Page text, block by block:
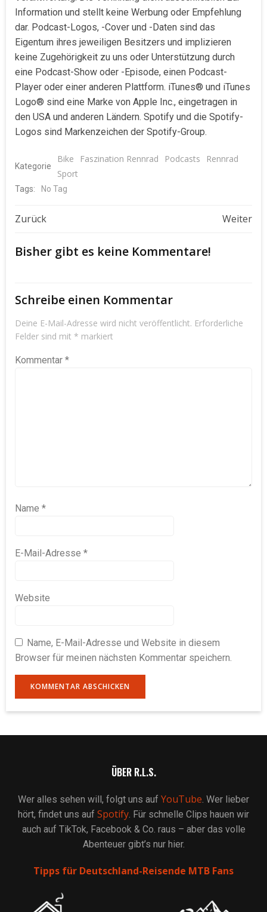
Information und stellt keine Werbung oder Empfehlung
dar. Podcast-Logos, -Cover und -Daten sind das
Eigentum ihres jeweiligen Besitzers und implizieren
keine Zugehörigkeit zu uns oder Unterstützung durch
eine Podcast-Show oder -Episode, einen Podcast-
Player oder einer anderen Plattform. iTunes® und iTunes
Logo® sind eine Marke von Apple Inc., eingetragen in
den USA und anderen Ländern. Spotify und die Spotify-
Logos sind Markenzeichen der Spotify-Group.
Kategorie
Bike Faszination Rennrad Podcasts
Rennrad
Sport
Tags: No Tag
Beitragsnavigation
Zurück Weiter
Bisher gibt es keine Kommentare!
Schreibe einen Kommentar
Deine E-Mail-Adresse wird nicht veröffentlicht. Erforderliche
Felder sind mit * markiert
Kommentar *
Name *
E-Mail-Adresse *
Website
Name, E-Mail-Adresse und Website in diesem
Browser für meinen nächsten Kommentar speichern.
ÜBER R.L.S.
Wer alles sehen will, folgt uns auf YouTube. Wer lieber
hört, findet uns auf Spotify. Für schnelle Clips hauen wir
auch auf TikTok, Facebook & Co. raus – aber das volle
Abenteuer gibt’s nur hier.
Tipps für Deutschland-Reisende MTB Fans